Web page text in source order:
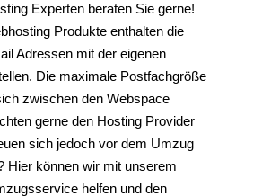
Experten beraten Sie gerne!
Produkte enthalten die
Adressen mit der eigenen
Die maximale Postfachgröße
zwischen den Webspace
gerne den Hosting Provider
sich jedoch vor dem Umzug
Hier können wir mit unserem
helfen und den